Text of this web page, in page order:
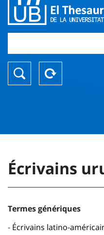
Écrivains
Termes génériques
Écrivains latino-